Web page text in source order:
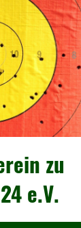
zu
e.V.